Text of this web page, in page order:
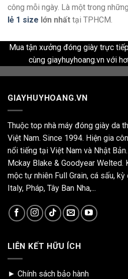
công mỗi ngày. Là một trong những
lẻ 1 size lớn nhất tại TPHCM.
Mua tận xưởng đóng giày trực
cùng giayhuyhoang.vn với
GIAYHUYHOANG.VN
Thuộc top nhà máy đóng giày da
Việt Nam. Since 1994. Hiện gia
nổi tiếng tại Việt Nam và Nhật
Mckay Blake & Goodyear Welted.
mộc tự nhiên Full Grain, cá sấu,
Italy, Pháp, Tây Ban Nha,...
LIÊN KẾT HỮU ÍCH
► Chính sách bảo hành